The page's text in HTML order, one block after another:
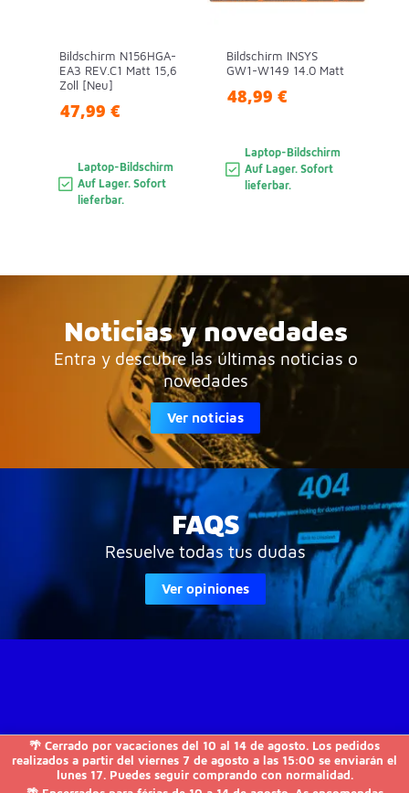
🌴 Cerrado por vacaciones del 10 al 14 de agosto. Los pedidos
realizados a partir del viernes 7 de agosto a las 15:00 se enviarán el
lunes 17. Puedes seguir comprando con normalidad.
Bildschirm N156HGA-
EA3 REV.C1 Matt 15,6
Zoll [Neu]
47,99 €
Laptop-Bildschirm
Auf Lager. Sofort
lieferbar.
Bildschirm INSYS
GW1-W149 14.0 Matt
48,99 €
Laptop-Bildschirm
Auf Lager. Sofort
lieferbar.
Noticias y novedades
Entra y descubre las últimas noticias o
novedades
Ver noticias
FAQS
Resuelve todas tus dudas
Ver opiniones
JVS-Informática 